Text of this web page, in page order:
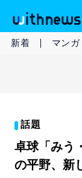
新着 マンガ
話題
卓球「みう
の平野、新